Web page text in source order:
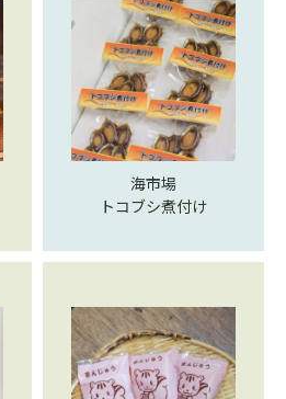
海市場
トコブシ煮付け